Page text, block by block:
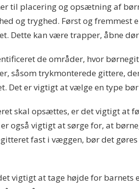
til placering og opsætning af
og tryghed. Først og
Dette kan være trapper, åbne
de områder, hvor
såsom trykmonterede gittere,
Det er vigtigt at vælge en type
skal opsættes, er det vigtigt at
også vigtigt at sørge for, at
fast i væggen, bør det
vigtigt at tage højde for